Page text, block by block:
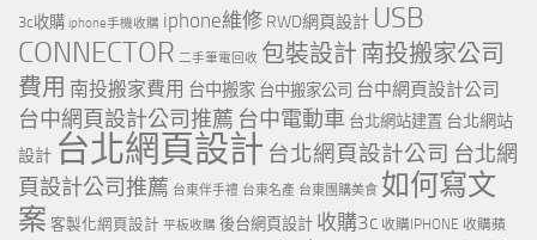
3c收購 iphone手機收購 iphone維修 RWD網頁設計 USB
CONNECTOR 二手筆電回收 包裝設計 南投搬家公司
費用 南投搬家費用 台中搬家 台中搬家公司 台中網頁設計公司
台中網頁設計公司推薦 台中電動車 台北網站建置 台北網站
設計 台北網頁設計 台北網頁設計公司 台北網
頁設計公司推薦 台東伴手禮 台東名產 台東團購美食 如何寫文
案 客製化網頁設計 平板收購 後台網頁設計 收購3c 收購IPHONE 收購蘋